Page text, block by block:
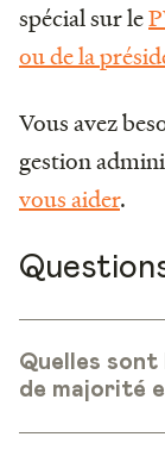
spécial sur le
ou de la
Vous avez
gestion
vous aider.
Quelles sont
de majorité